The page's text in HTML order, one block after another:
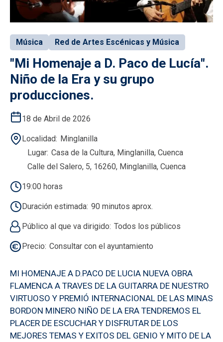
Música Red de Artes Escénicas y Música
"Mi Homenaje a D. Paco de Lucía".
Niño de la Era y su grupo
producciones.
18 de Abril de 2026
Localidad Minglanilla
Lugar Casa de la Cultura, Minglanilla, Cuenca
Calle del Salero, 5, 16260, Minglanilla, Cuenca
19:00 horas
Duración estimada 90 minutos aprox.
Público al que va dirigido Todos los públicos
Precio Consultar con el ayuntamiento
MI HOMENAJE A D.PACO DE LUCIA NUEVA OBRA
FLAMENCA A TRAVES DE LA GUITARRA DE NUESTRO
VIRTUOSO Y PREMIÓ INTERNACIONAL DE LAS MINAS
BORDON MINERO NIÑO DE LA ERA TENDREMOS EL
PLACER DE ESCUCHAR Y DISFRUTAR DE LOS
MEJORES TEMAS Y EXITOS DEL GENIO Y MITO DE LA